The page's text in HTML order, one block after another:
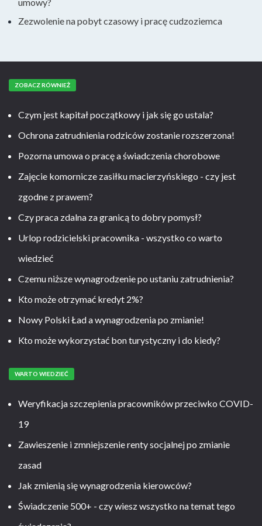
Zezwolenie na pobyt czasowy i pracę cudzoziemca
ZOBACZ RÓWNIEŻ
Czym jest kapitał początkowy i jak się go ustala?
Ochrona zatrudnienia rodziców zostanie rozszerzona!
Pozorna umowa o pracę a świadczenia chorobowe
Zajęcie komornicze zasiłku macierzyńskiego - czy jest
zgodne z prawem?
Czy praca zdalna za granicą to dobry pomysł?
Urlop rodzicielski pracownika - wszystko co warto
wiedzieć
Czemu niższe wynagrodzenie po ustaniu zatrudnienia?
Kto może otrzymać kredyt 2%?
Nowy Polski Ład a wynagrodzenia po zmianie!
Kto może wykorzystać bon turystyczny i do kiedy?
WARTO WIEDZIEĆ
Weryfikacja szczepienia pracowników przeciwko COVID-
19
Zawieszenie i zmniejszenie renty socjalnej po zmianie
zasad
Jak zmienią się wynagrodzenia kierowców?
Świadczenie 500+ - czy wiesz wszystko na temat tego